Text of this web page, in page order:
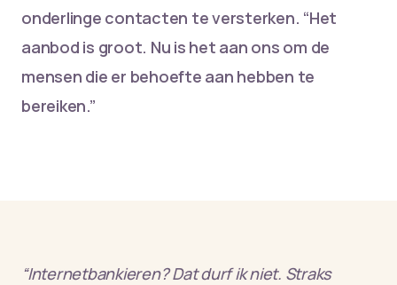
onderlinge contacten te versterken. “Het
aanbod is groot. Nu is het aan ons om de
mensen die er behoefte aan hebben te
bereiken.”
“Internetbankieren? Dat durf ik niet. Straks